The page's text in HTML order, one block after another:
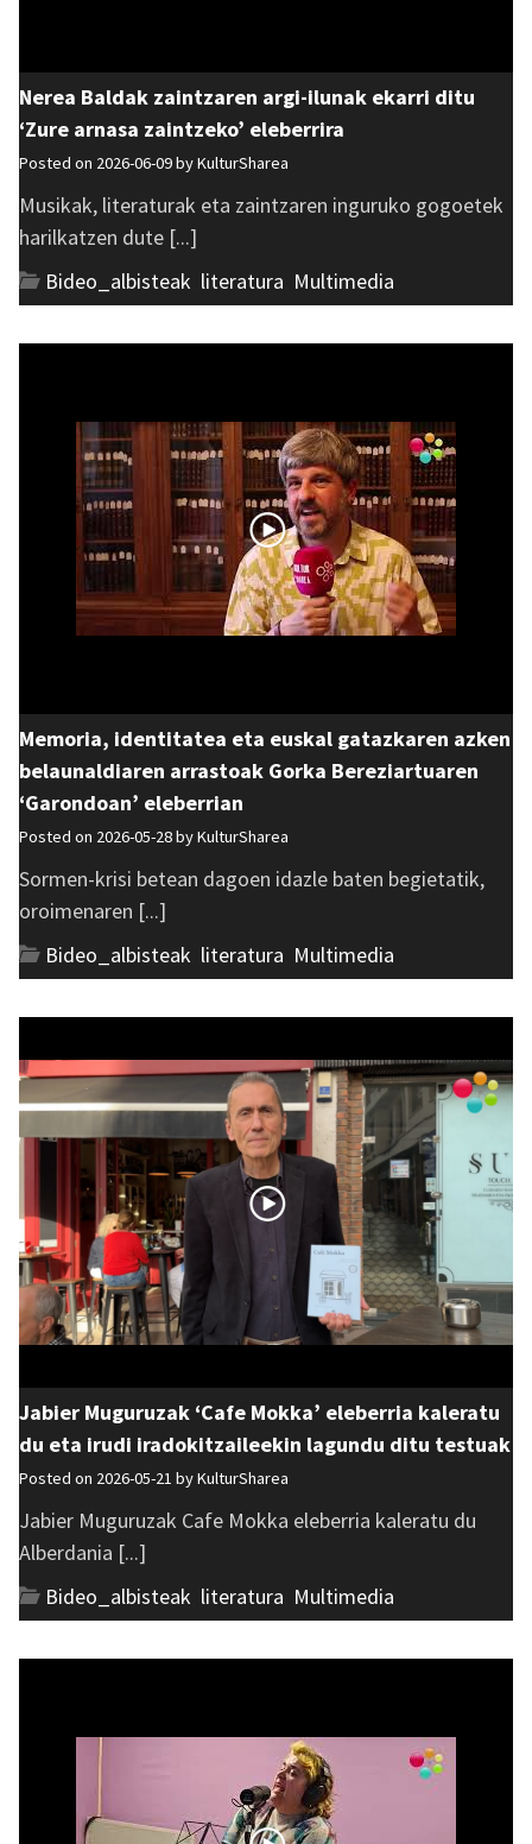
Nerea Baldak zaintzaren argi-ilunak ekarri ditu
‘Zure arnasa zaintzeko’ eleberrira
Posted on 2026-06-09 byKulturSharea
Musikak, literaturak eta zaintzaren inguruko gogoetek
harilkatzen dute [...]
Bideo_albisteak literatura Multimedia
Memoria, identitatea eta euskal gatazkaren azken
belaunaldiaren arrastoak Gorka Bereziartuaren
‘Garondoan’ eleberrian
Posted on 2026-05-28 byKulturSharea
Sormen-krisi betean dagoen idazle baten begietatik,
oroimenaren [...]
Bideo_albisteak literatura Multimedia
Jabier Muguruzak ‘Cafe Mokka’ eleberria kaleratu
du eta irudi iradokitzaileekin lagundu ditu testuak
Posted on 2026-05-21 byKulturSharea
Jabier Muguruzak Cafe Mokka eleberria kaleratu du
Alberdania [...]
Bideo_albisteak literatura Multimedia